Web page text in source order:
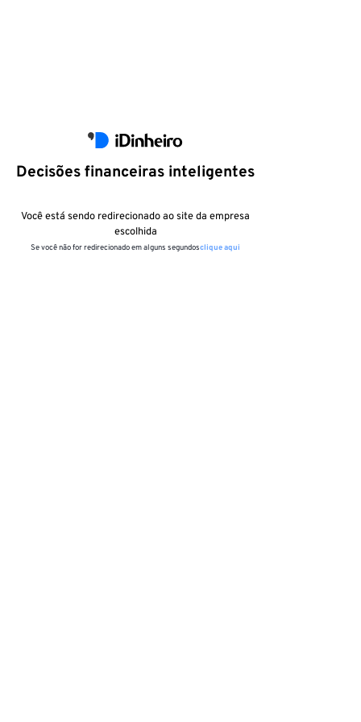
Decisões financeiras inteligentes
Você está sendo redirecionado ao site da empresa
escolhida
Se você não for redirecionado em alguns segundosclique aqui